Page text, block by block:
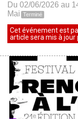
Du 02/06/2026 au
Mai Terminé
Cet événement est
article sera mis à jour